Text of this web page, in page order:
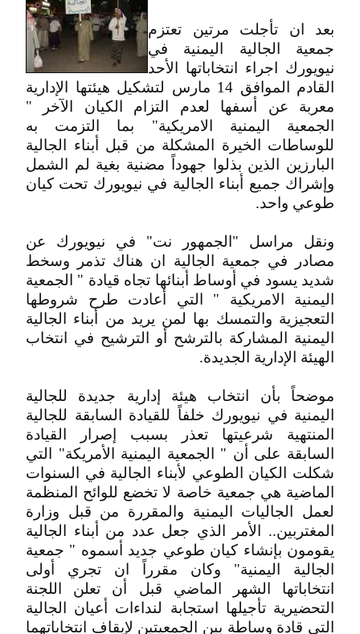
بعد ان تأجلت مرتين تعتزم
جمعية الجالية اليمنية في
نيويورك اجراء انتخاباتها الأحد
القادم الموافق 14 مارس لتشكيل هيئتها الإدارية
معربة عن أسفها لعدم التزام الكيان الآخر "
الجمعية اليمنية الامريكية" بما التزمت به
للوساطات الخيرة المشكلة من قبل أبناء الجالية
البارزين الذين بذلوا جهوداً مضنية بغية لم الشمل
وإشراك جميع أبناء الجالية في نيويورك تحت كيان
طوعي واحد.
ونقل مراسل "الجمهور نت" في نيويورك عن
مصادر في جمعية الجالية ان هناك تذمر وسخط
شديد يسود في أوساط أبنائها تجاه قيادة " الجمعية
اليمنية الامريكية " التي أعادت طرح شروطها
التعجيزية والتمسك بها لمن يريد من أبناء الجالية
اليمنية المشاركة بالترشح أو الترشيح في انتخاب
الهيئة الإدارية الجديدة.
موضحاً بأن انتخاب هيئة إدارية جديدة للجالية
اليمنية في نيويورك خلفاً للقيادة السابقة للجالية
المنتهية شرعيتها تعذر بسبب إصرار القيادة
السابقة على أن " الجمعية اليمنية الأمريكة" التي
شكلت الكيان الطوعي لأبناء الجالية في السنوات
الماضية هي جمعية خاصة لا تخضع للوائح المنظمة
لعمل الجاليات اليمنية والمقررة من قبل وزارة
المغتربين.. الأمر الذي جعل عدد من أبناء الجالية
يقومون بإنشاء كيان طوعي جديد أسموه " جمعية
الجالية اليمنية" وكان مقرراً ان تجري أولى
انتخاباتها الشهر الماضي قبل أن تعلن اللجنة
التحضيرية تأجيلها استجابة لنداءات أعيان الجالية
التي قادة وساطة بين الجمعيتين لإيقاف انتخاباتهما